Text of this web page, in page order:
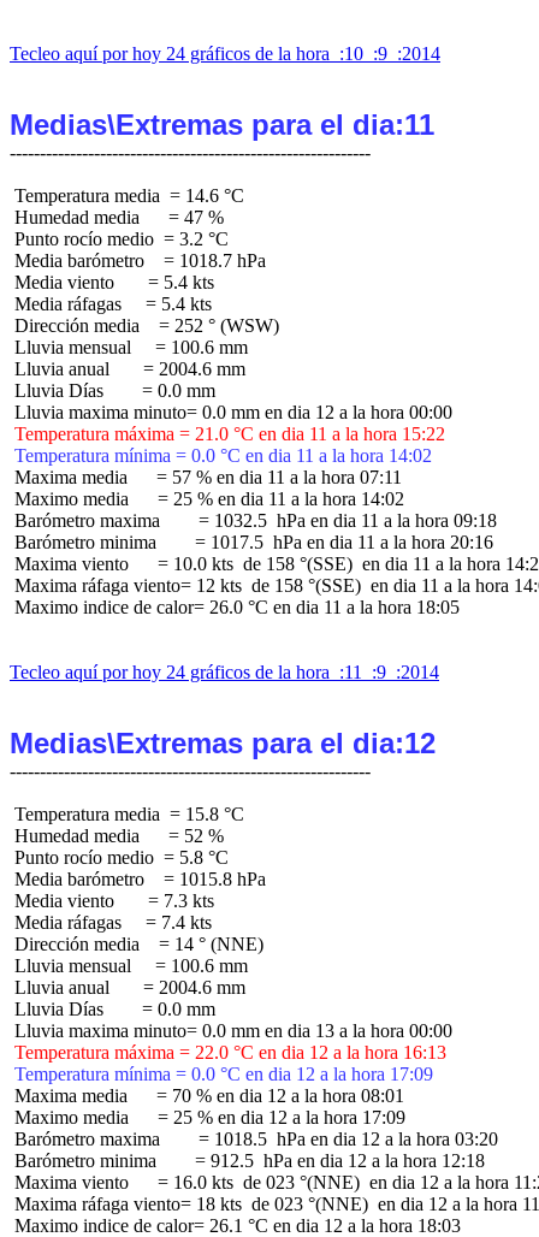
Tecleo aquí por hoy 24 gráficos de la hora  :10  :9  :2014
Medias\Extremas para el dia:11
Temperatura media  = 14.6 °C
Humedad media      = 47 %
Punto rocío medio  = 3.2 °C
Media barómetro    = 1018.7 hPa
Media viento       = 5.4 kts
Media ráfagas     = 5.4 kts
Dirección media    = 252 ° (WSW)
Lluvia mensual     = 100.6 mm
Lluvia anual       = 2004.6 mm
Lluvia Días        = 0.0 mm
Temperatura máxima = 21.0 °C en dia 11 a la hora 15:22
Temperatura mínima = 0.0 °C en dia 11 a la hora 14:02
Maxima media      = 57 % en dia 11 a la hora 07:11
Maximo media      = 25 % en dia 11 a la hora 14:02
Barómetro maxima        = 1032.5  hPa en dia 11 a la hora 09:18
Barómetro minima        = 1017.5  hPa en dia 11 a la hora 20:16
Maxima viento      = 10.0 kts  de 158 °(SSE)  en dia 11 a la hora
Maxima ráfaga viento= 12 kts  de 158 °(SSE)  en dia 11 a la hora
Maximo indice de calor= 26.0 °C en dia 11 a la hora 18:05
Tecleo aquí por hoy 24 gráficos de la hora  :11  :9  :2014
Medias\Extremas para el dia:12
Temperatura media  = 15.8 °C
Humedad media      = 52 %
Punto rocío medio  = 5.8 °C
Media barómetro    = 1015.8 hPa
Media viento       = 7.3 kts
Media ráfagas     = 7.4 kts
Dirección media    = 14 ° (NNE)
Lluvia mensual     = 100.6 mm
Lluvia anual       = 2004.6 mm
Lluvia Días        = 0.0 mm
Temperatura máxima = 22.0 °C en dia 12 a la hora 16:13
Temperatura mínima = 0.0 °C en dia 12 a la hora 17:09
Maxima media      = 70 % en dia 12 a la hora 08:01
Maximo media      = 25 % en dia 12 a la hora 17:09
Barómetro maxima        = 1018.5  hPa en dia 12 a la hora 03:20
Barómetro minima        = 912.5  hPa en dia 12 a la hora 12:18
Maxima viento      = 16.0 kts  de 023 °(NNE)  en dia 12 a la hora
Maxima ráfaga viento= 18 kts  de 023 °(NNE)  en dia 12 a la hora
Maximo indice de calor= 26.1 °C en dia 12 a la hora 18:03